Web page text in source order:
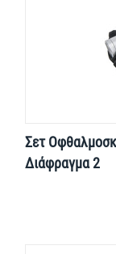
Σετ
Διάφραγμα 2